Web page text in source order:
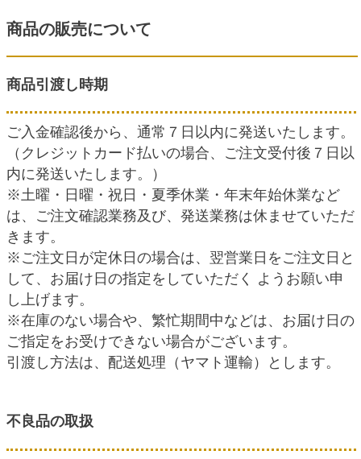
商品の販売について
商品引渡し時期
ご入金確認後から、通常７日以内に発送いたします。
（クレジットカード払いの場合、ご注文受付後７日以
内に発送いたします。）
※土曜・日曜・祝日・夏季休業・年末年始休業など
は、ご注文確認業務及び、発送業務は休ませていただ
きます。
※ご注文日が定休日の場合は、翌営業日をご注文日と
して、お届け日の指定をしていただく ようお願い申
し上げます。
※在庫のない場合や、繁忙期間中などは、お届け日の
ご指定をお受けできない場合がございます。
引渡し方法は、配送処理（ヤマト運輸）とします。
不良品の取扱